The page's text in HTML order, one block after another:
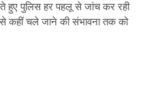
हुए पुलिस हर पहलू से जांच कर रही
चले जाने की संभावना तक को